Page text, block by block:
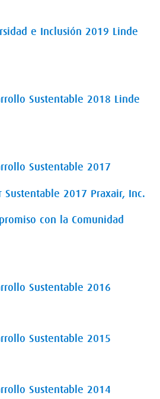
e Inclusión 2019 Linde
Sustentable 2018 Linde
Sustentable 2017
Sustentable 2017 Praxair, Inc.
con la Comunidad
Sustentable 2016
Sustentable 2015
Sustentable 2014